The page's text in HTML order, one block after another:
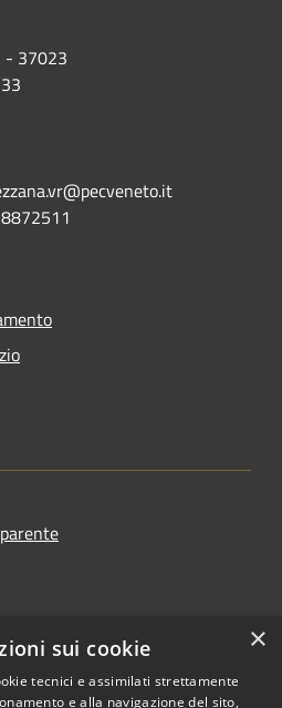
- 37023
×
sui cookie
tecnici e assimilati strettamente
e alla navigazione del sito,